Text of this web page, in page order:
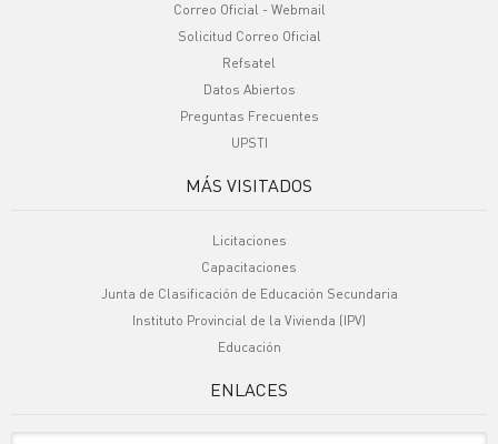
Correo Oficial - Webmail
Solicitud Correo Oficial
Refsatel
Datos Abiertos
Preguntas Frecuentes
UPSTI
MÁS VISITADOS
Licitaciones
Capacitaciones
Junta de Clasificación de Educación Secundaria
Instituto Provincial de la Vivienda (IPV)
Educación
ENLACES